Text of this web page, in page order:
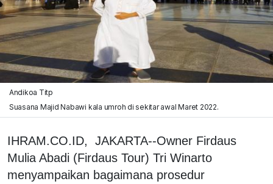
Andikoa Titp
Suasana Majid Nabawi kala umroh di sekitar awal Maret 2022.
IHRAM.CO.ID, JAKARTA--Owner Firdaus
Mulia Abadi (Firdaus Tour) Tri Winarto
menyampaikan bagaimana prosedur